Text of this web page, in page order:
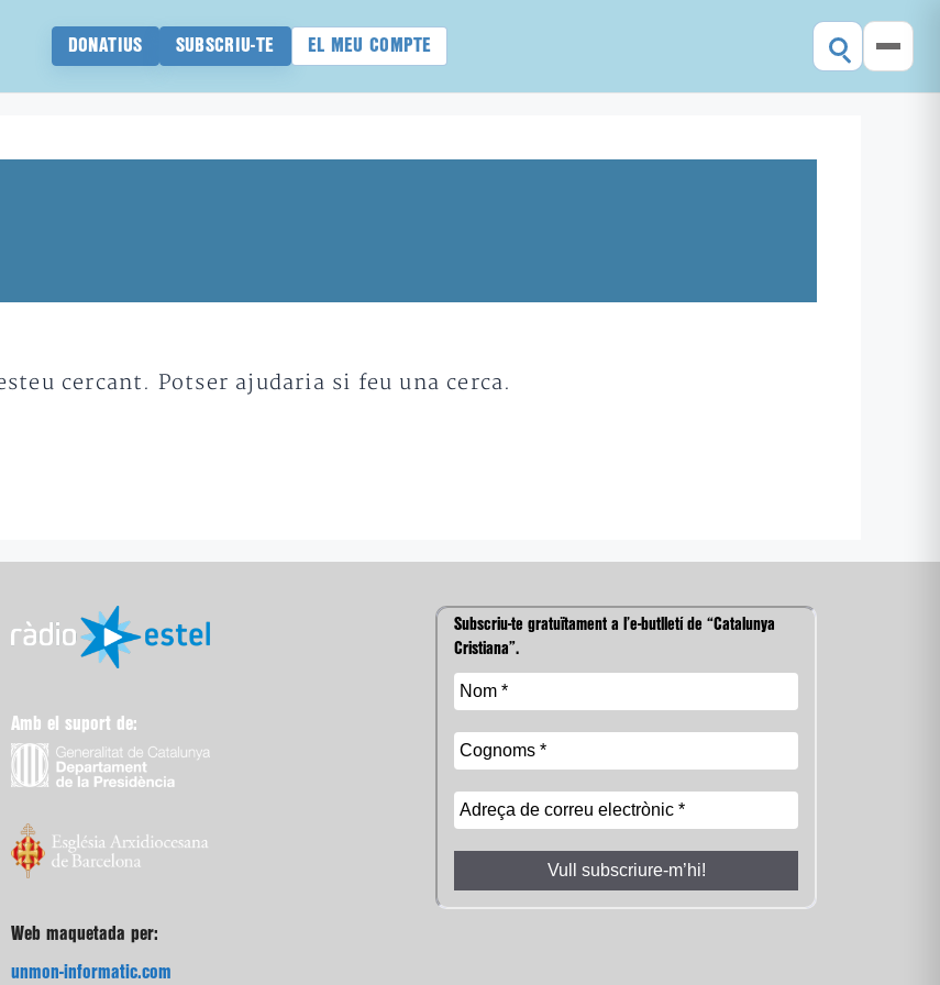
DONATIUS SUBSCRIU-TE EL MEU COMPTE
cercant. Potser ajudaria si feu una cerca.
Amb el suport de:
Web maquetada per:
unmon-informatic.com
Subscriu-te gratuïtament a l’e-butlletí de “Catalunya
Cristiana”.